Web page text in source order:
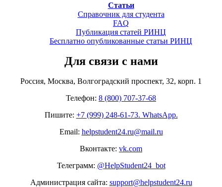
Статьи
Справочник для студента
FAQ
Публикация статей РИНЦ
Бесплатно опубликованные статьи РИНЦ
Для связи с нами
Россия, Москва, Волгоградский проспект, 32, корп. 1
Телефон: 8 (800) 707-37-68
Пишите: +7 (999) 248-61-73. WhatsApp.
Email: helpstudent24.ru@mail.ru
Вконтакте: vk.com
Телеграмм: @HelpStudent24_bot
Администрация сайта: support@helpstudent24.ru